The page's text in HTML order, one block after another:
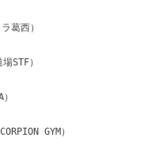
西）
STF）
GYM）